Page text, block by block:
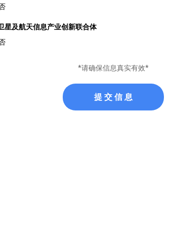
星及航天信息产业创新联合体
*请确保信息真实有效*
提 交 信 息